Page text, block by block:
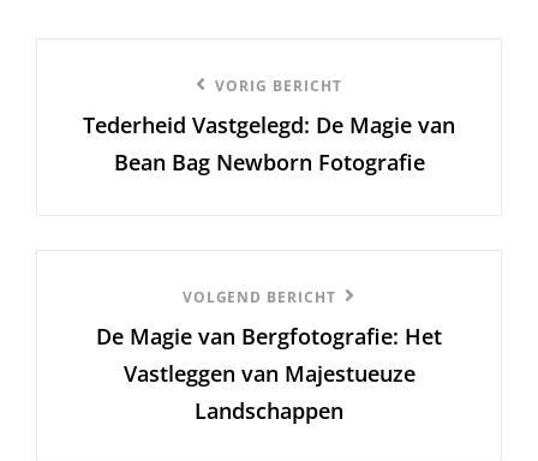
bericht
VORIG BERICHT
Tederheid Vastgelegd: De Magie van
Bean Bag Newborn Fotografie
Bericht
VOLGEND BERICHT
De Magie van Bergfotografie: Het
Vastleggen van Majestueuze
Landschappen